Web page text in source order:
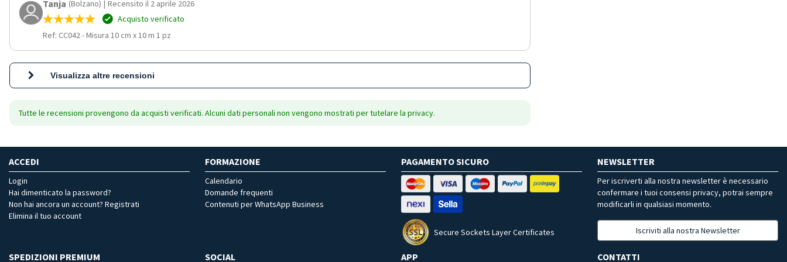
Tanja (Bolzano) | Recensito il 2 aprile 2026
Acquisto verificato
Ref: CC042-Misura 10 cm x 10 m 1 pz
Visualizza altre recensioni
Tutte le recensioni provengono da acquisti verificati. Alcuni dati personali non vengono mostrati per tutelare la privacy.
ACCEDI
Login
Hai dimenticato la password?
Non hai ancora un account? Registrati
Elimina il tuo account
FORMAZIONE
Calendario
Domande frequenti
Contenuti per WhatsApp Business
PAGAMENTO SICURO
Secure Sockets Layer Certificates
NEWSLETTER
Per iscriverti alla nostra newsletter è necessario
confermare i tuoi consensi privacy, potrai sempre
modificarli in qualsiasi momento.
Iscriviti alla nostra Newsletter
SPEDIZIONI PREMIUM SOCIAL APP CONTATTI